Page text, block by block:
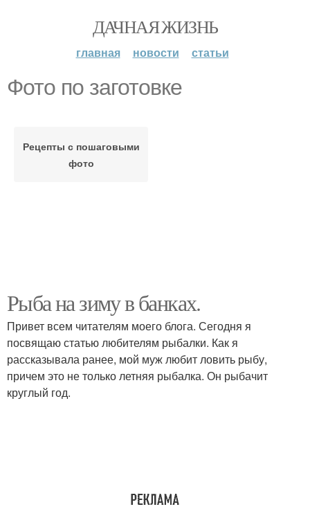
ДАЧНАЯ ЖИЗНЬ
главная новости статьи
Фото по заготовке
Рецепты с пошаговыми
фото
Рыба на зиму в банках.
Привет всем читателям моего блога. Сегодня я
посвящаю статью любителям рыбалки. Как я
рассказывала ранее, мой муж любит ловить рыбу,
причем это не только летняя рыбалка. Он рыбачит
круглый год.